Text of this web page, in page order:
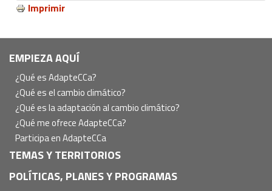
Imprimir
Navegación
principal
EMPIEZA AQUÍ
¿Qué es AdapteCCa?
¿Qué es el cambio climático?
¿Qué es la adaptación al cambio climático?
¿Qué me ofrece AdapteCCa?
Participa en AdapteCCa
TEMAS Y TERRITORIOS
POLÍTICAS, PLANES Y PROGRAMAS